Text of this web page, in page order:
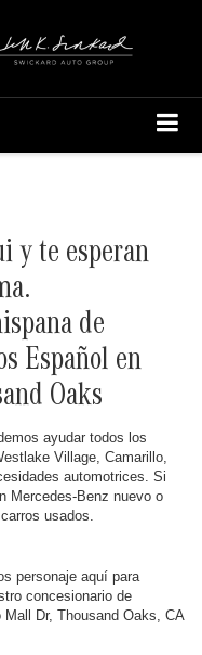
y te esperan
de
Español en
Oaks
ayudar todos los
Village, Camarillo,
automotrices. Si
Mercedes-Benz nuevo o
usados.
personaje aquí para
concesionario de
Dr, Thousand Oaks, CA